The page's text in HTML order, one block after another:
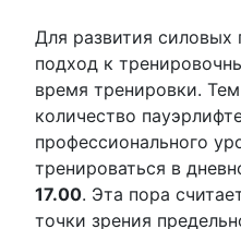
Для развития силовых
подход к
время тренировки.
количество
профессионального
тренироваться в
17.00. Эта пора
точки зрения